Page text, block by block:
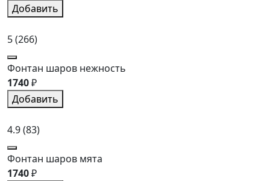
Добавить
5(266)
Фонтан шаров нежность
1740₽
Добавить
4.9(83)
Фонтан шаров мята
1740₽